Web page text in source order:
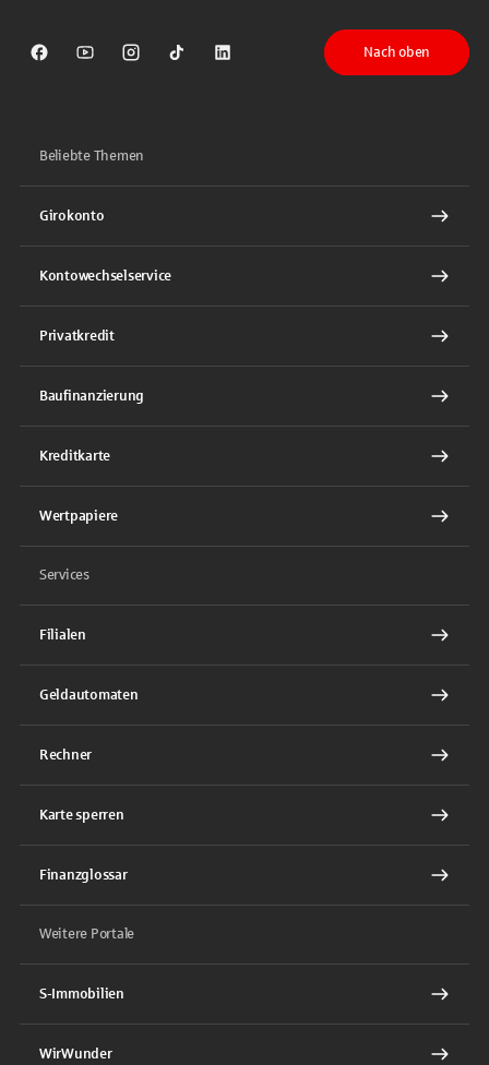
Sparkasse auf Facebook
Sparkasse auf Youtube
Sparkasse auf Instagram
Sparkasse auf TikTok
Sparkasse auf LinkedIn
Nach oben
Beliebte Themen
Girokonto
Kontowechselservice
Privatkredit
Baufinanzierung
Kreditkarte
Wertpapiere
Services
Filialen
Geldautomaten
Rechner
Karte sperren
Finanzglossar
Weitere Portale
S-Immobilien
WirWunder